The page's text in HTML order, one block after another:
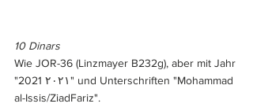
10 Dinars
Wie JOR-36 (Linzmayer B232g), aber mit Jahr
"2021 ٢٠٢١" und Unterschriften "Mohammad
al-Issis/ZiadFariz".